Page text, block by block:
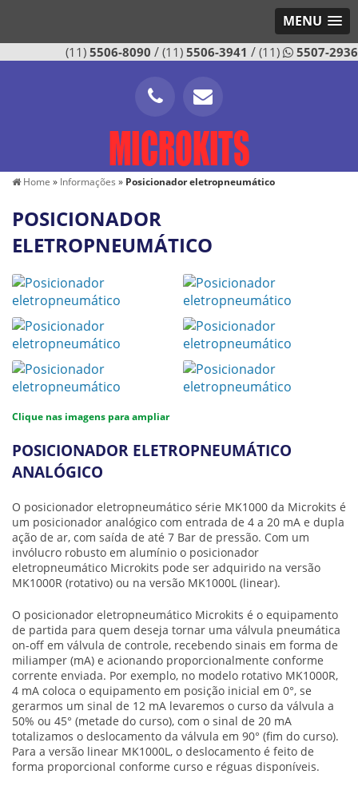
MENU
(11) 5506-8090 / (11) 5506-3941 / (11) 5507-2936
Home » Informações » Posicionador eletropneumático
POSICIONADOR
ELETROPNEUMÁTICO
Clique nas imagens para ampliar
POSICIONADOR ELETROPNEUMÁTICO
ANALÓGICO
O posicionador eletropneumático série MK1000 da Microkits é
um posicionador analógico com entrada de 4 a 20 mA e dupla
ação de ar, com saída de até 7 Bar de pressão. Com um
invólucro robusto em alumínio o posicionador
eletropneumático Microkits pode ser adquirido na versão
MK1000R (rotativo) ou na versão MK1000L (linear).
O posicionador eletropneumático Microkits é o equipamento
de partida para quem deseja tornar uma válvula pneumática
on-off em válvula de controle, recebendo sinais em forma de
miliamper (mA) e acionando proporcionalmente conforme
corrente enviada. Por exemplo, no modelo rotativo MK1000R,
4 mA coloca o equipamento em posição inicial em 0°, se
gerarmos um sinal de 12 mA levaremos o curso da válvula a
50% ou 45° (metade do curso), com o sinal de 20 mA
totalizamos o deslocamento da válvula em 90° (fim do curso).
Para a versão linear MK1000L, o deslocamento é feito de
forma proporcional conforme curso e réguas disponíveis.